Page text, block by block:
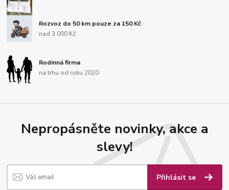
Rozvoz do 50 km pouze za 150 Kč
nad 3 000 Kč
Rodinná firma
na trhu od roku 2020
Nepropásněte novinky, akce a
slevy!
Přihlásit se